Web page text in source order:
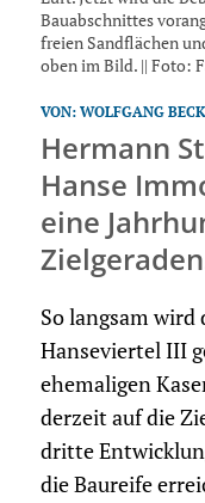
Bauabschnittes
freien Sandflächen
oben im Bild. || Foto:
VON: WOLFGANG
Hermann
Hanse
eine
So langsam
Hanseviertel III
ehemaligen
derzeit auf die
dritte
die Baureife